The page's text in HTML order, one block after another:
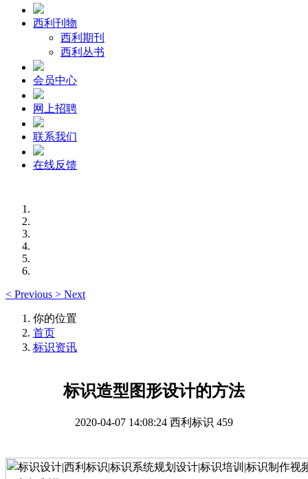
西利刊物
西利期刊
西利丛书
会员中心
网上招聘
联系我们
在线反馈
< Previous > Next
你的位置
首页
标识资讯
标识造型图形设计的方法
2020-04-07 14:08:24 西利标识 459